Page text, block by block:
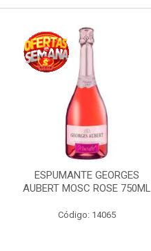
ESPUMANTE GEORGES
AUBERT MOSC ROSE 750ML
Código: 14065